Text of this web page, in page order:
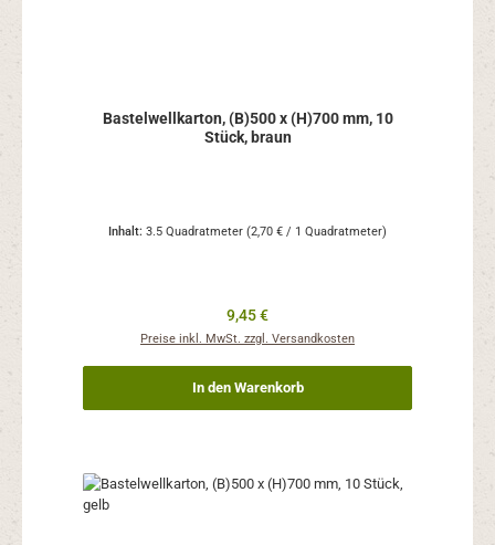
Bastelwellkarton, (B)500 x (H)700 mm, 10
Stück, braun
Inhalt: 3.5 Quadratmeter (2,70 € / 1 Quadratmeter)
Regulärer Preis:
9,45 €
Preise inkl. MwSt. zzgl. Versandkosten
In den Warenkorb